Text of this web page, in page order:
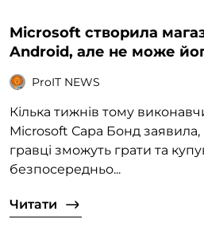
Microsoft створила
Android, але не може
ProIT NEWS
Кілька тижнів тому
Microsoft Сара Бонд заявила,
гравці зможуть грати та
безпосередньо...
Читати